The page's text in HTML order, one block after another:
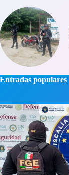
Entradas populares